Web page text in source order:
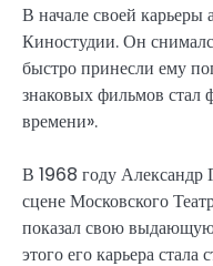
В начале своей карьеры
Киностудии. Он
быстро принесли ему
знаковых фильмов стал
времени».
В 1968 году Александр
сцене Московского
показал свою
этого его карьера стала